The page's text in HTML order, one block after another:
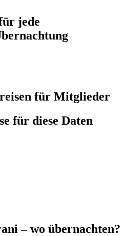
jede
für Mitglieder
für diese Daten
– wo übernachten?